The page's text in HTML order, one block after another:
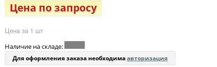
Цена по запросу
Цена за 1 шт
Наличие на складе:
Для оформления заказа необходимаавторизация